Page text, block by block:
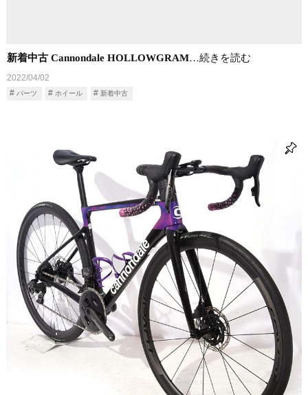
新着中古 Cannondale HOLLOWGRAM…続きを読む
2022/04/02
パーツ ホイール 新着中古